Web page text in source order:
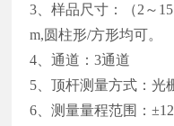
3、样品尺寸：（2～
m,圆柱形/方形均可。
4、通道：3通道
5、顶杆测量方式：光
6、测量量程范围：